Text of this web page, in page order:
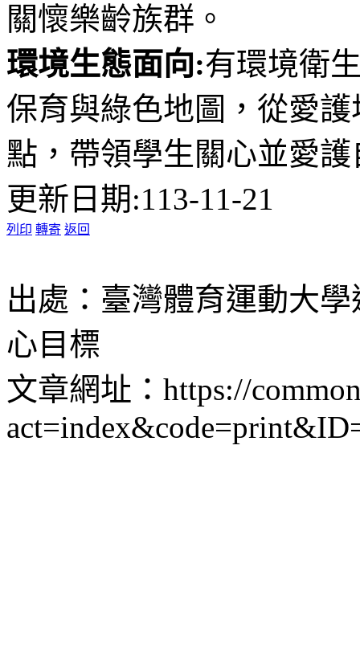
關懷樂齡族群。
環境生態面向:有環境衛
保育與綠色地圖，從愛
點，帶領學生關心並愛護
更新日期:113-11-21
列印 轉寄 返回
出處：臺灣體育運動大
心目標
文章網址：https://